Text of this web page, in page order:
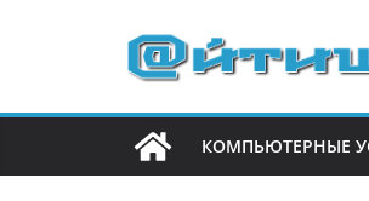
е
КОМПЬЮТЕРНЫЕ